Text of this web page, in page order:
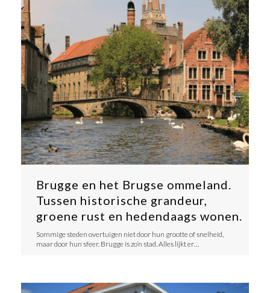
Brugge en het Brugse ommeland.
Tussen historische grandeur,
groene rust en hedendaags wonen.
​​Sommige steden overtuigen niet door hun grootte of snelheid,
maar door hun sfeer. Brugge is zo’n stad. Alles lijkt er…